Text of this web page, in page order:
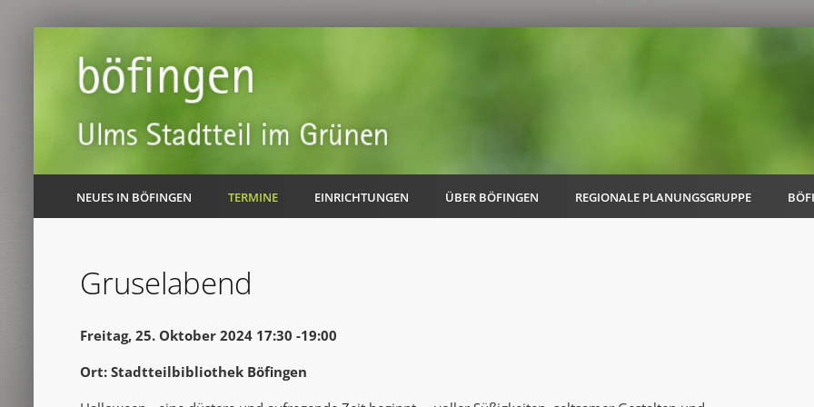
NEUES IN BÖFINGEN TERMINE EINRICHTUNGEN ÜBER BÖFINGEN REGIONALE PLANUNGSGRUPPE
Gruselabend
Freitag, 25. Oktober 2024 17:30 -19:00
Ort: Stadtteilbibliothek Böfingen